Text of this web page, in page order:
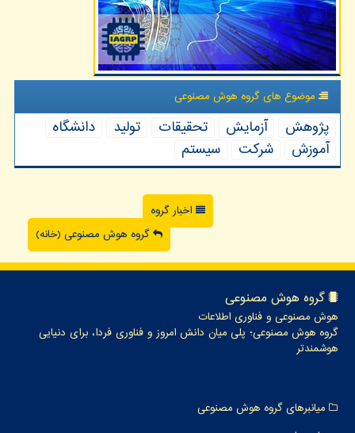
موضوع های گروه هوش مصنوعی
پژوهش آزمایش تحقیقات تولید
دانشگاه
آموزش
شركت سیستم
اخبار گروه
گروه هوش مصنوعی (خانه)
گروه هوش مصنوعی
هوش مصنوعی و فناوری اطلاعات
گروه هوش مصنوعی؛ پلی میان دانش امروز و فناوری فردا، برای دنیایی
هوشمندتر
میانبرهای گروه هوش مصنوعی